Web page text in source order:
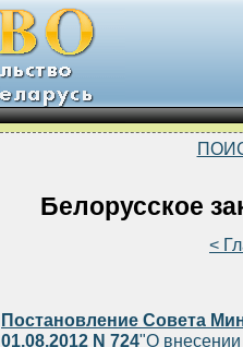
Белорусское
<
Постановление Совета
01.08.2012 N 724"О